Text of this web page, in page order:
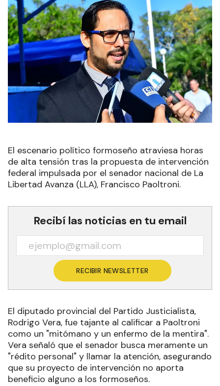
El escenario político formoseño atraviesa horas
de alta tensión tras la propuesta de intervención
federal impulsada por el senador nacional de La
Libertad Avanza (LLA), Francisco Paoltroni.
Recibí las noticias en tu email
RECIBIR NEWSLETTER
El diputado provincial del Partido Justicialista,
Rodrigo Vera, fue tajante al calificar a Paoltroni
como un "mitómano y un enfermo de la mentira".
Vera señaló que el senador busca meramente un
"rédito personal" y llamar la atención, asegurando
que su proyecto de intervención no aporta
beneficio alguno a los formoseños.